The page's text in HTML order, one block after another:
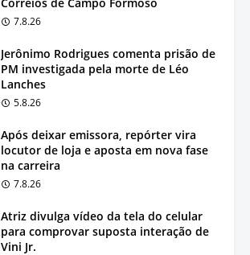
7.8.26
Jerônimo Rodrigues comenta prisão de
PM investigada pela morte de Léo
Lanches
5.8.26
Após deixar emissora, repórter vira
locutor de loja e aposta em nova fase
na carreira
7.8.26
Atriz divulga vídeo da tela do celular
para comprovar suposta interação de
Vini Jr.